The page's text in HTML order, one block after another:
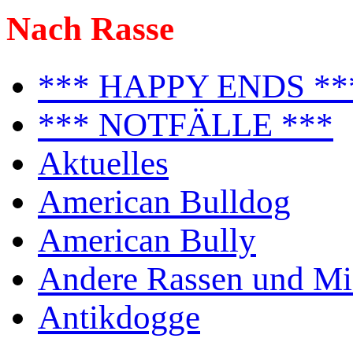
Nach Rasse
*** HAPPY ENDS
*** NOTFÄLLE ***
Aktuelles
American Bulldog
American Bully
Andere Rassen und
Antikdogge